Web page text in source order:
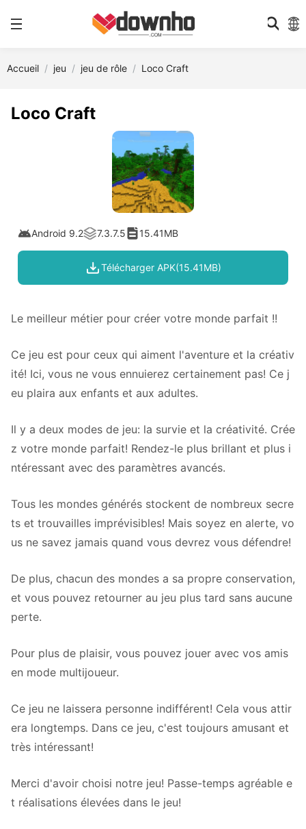
Accueil jeu jeu de rôle Loco Craft
Loco Craft
Android 9.2 7.3.7.5 15.41MB
Télécharger APK(15.41MB)
Le meilleur métier pour créer votre monde parfait !!
Ce jeu est pour ceux qui aiment l'aventure et la créativ
ité! Ici, vous ne vous ennuierez certainement pas! Ce j
eu plaira aux enfants et aux adultes.
Il y a deux modes de jeu: la survie et la créativité. Crée
z votre monde parfait! Rendez-le plus brillant et plus i
ntéressant avec des paramètres avancés.
Tous les mondes générés stockent de nombreux secre
ts et trouvailles imprévisibles! Mais soyez en alerte, vo
us ne savez jamais quand vous devrez vous défendre!
De plus, chacun des mondes a sa propre conservation,
et vous pouvez retourner au jeu plus tard sans aucune
perte.
Pour plus de plaisir, vous pouvez jouer avec vos amis
en mode multijoueur.
Ce jeu ne laissera personne indifférent! Cela vous attir
era longtemps. Dans ce jeu, c'est toujours amusant et
très intéressant!
Merci d'avoir choisi notre jeu! Passe-temps agréable e
t réalisations élevées dans le jeu!